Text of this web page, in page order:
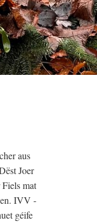
aus
Joer
mat
IVV -
géife